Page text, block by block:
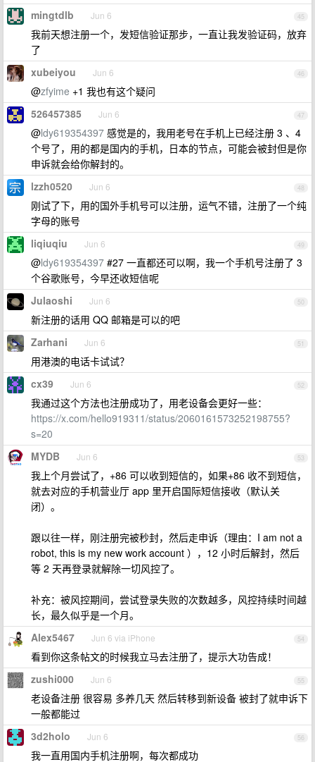
45
mingtdlb Jun 6
我前天想注册一个，发短信验证那步，一直让我发验证码，放弃
了
46
xubeiyou Jun 6
@zfyime +1 我也有这个疑问
47
526457385 Jun 6
@ldy619354397 感觉是的，我用老号在手机上已经注册 3 、4
个号了，用的都是国内的手机，日本的节点，可能会被封但是你
申诉就会给你解封的。
48
lzzh0520 Jun 6
刚试了下，用的国外手机号可以注册，运气不错，注册了一个纯
字母的账号
49
liqiuqiu Jun 6
@ldy619354397 #27 一直都还可以啊，我一个手机号注册了 3
个谷歌账号，今早还收短信呢
50
Julaoshi Jun 6
新注册的话用 QQ 邮箱是可以的吧
51
Zarhani Jun 6
用港澳的电话卡试试？
52
cx39 Jun 6
我通过这个方法也注册成功了，用老设备会更好一些：
https://x.com/hello919311/status/2060161573252198755?
s=20
53
MYDB Jun 6
我上个月尝试了，+86 可以收到短信的，如果+86 收不到短信，
就去对应的手机营业厅 app 里开启国际短信接收（默认关
闭）。
跟以往一样，刚注册完被秒封，然后走申诉（理由：I am not a
robot, this is my new work account ），12 小时后解封，然后
等 2 天再登录就解除一切风控了。
补充：被风控期间，尝试登录失败的次数越多，风控持续时间越
长，最久似乎是一个月。
54
Alex5467 Jun 6 via iPhone
看到你这条帖文的时候我立马去注册了，提示大功告成！
55
zushi000 Jun 6
老设备注册 很容易 多养几天 然后转移到新设备 被封了就申诉下
一般都能过
56
3d2holo Jun 6
我一直用国内手机注册啊，每次都成功